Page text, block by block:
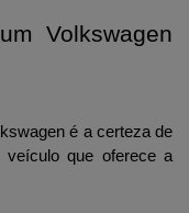
Volkswagen
é a certeza de
que oferece a